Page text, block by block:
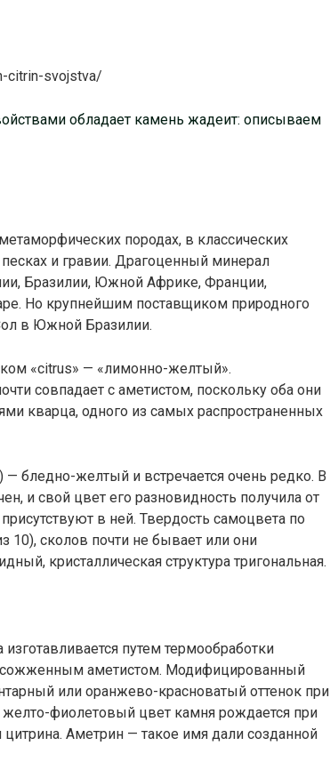
citrin-svojstva/
обладает камень жадеит: описываем
породах, в классических
и гравии. Драгоценный минерал
Бразилии, Южной Африке, Франции,
Но крупнейшим поставщиком природного
в Южной Бразилии.
«citrus» — «лимонно-желтый».
совпадает с аметистом, поскольку оба они
кварца, одного из самых распространенных
бледно-желтый и встречается очень редко. В
и свой цвет его разновидность получила от
в ней. Твердость самоцвета по
10), сколов почти не бывает или они
кристаллическая структура тригональная.
путем термообработки
сожженным аметистом. Модифицированный
или оранжево-красноватый оттенок при
фиолетовый цвет камня рождается при
Аметрин — такое имя дали созданной